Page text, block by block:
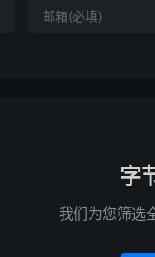
字
我们为您筛选